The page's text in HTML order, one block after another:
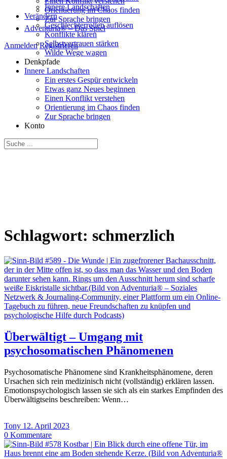
Orientierung im Chaos finden
Zur Sprache bringen
Adventuria® – Das Spiel
Anmelden Registrieren
Innere Landschaften
Verändern
Geschlechterrollen auflösen
Konflikte klären
Selbstvertrauen stärken
Wilde Wege wagen
Denkpfade
Innere Landschaften
Ein erstes Gespür entwickeln
Etwas ganz Neues beginnen
Einen Konflikt verstehen
Orientierung im Chaos finden
Zur Sprache bringen
Konto
Suche
nach:
Schlagwort: schmerzlich
Überwältigt – Umgang mit
psychosomatischen Phänomenen
Psychosomatische Phänomene sind Krankheitsphänomene, deren
Ursachen sich rein medizinisch nicht (vollständig) erklären lassen.
Emotionspsychologisch lassen sie sich als ein starkes Empfinden des
Überwältigtseins beschreiben: Wenn…
Tony 12. April 2023
0 Kommentare